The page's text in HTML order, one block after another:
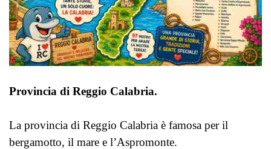
Provincia di Reggio Calabria.
La provincia di Reggio Calabria è famosa per il
bergamotto, il mare e l’Aspromonte.